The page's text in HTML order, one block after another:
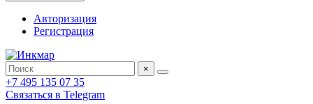
Авторизация
Регистрация
×
+7 495 135 07 35
Связаться в Telegram